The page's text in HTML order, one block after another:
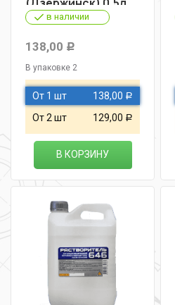
в наличии
138,00 Р
В упаковке 2
От 1 шт 138,00 Р
От 2 шт 129,00 Р
В КОРЗИНУ